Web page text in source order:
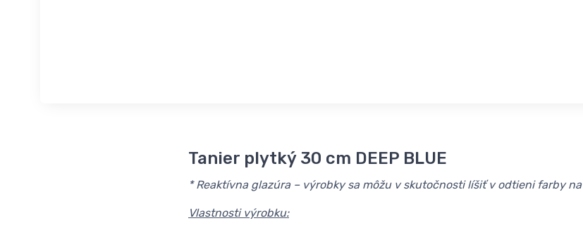
Tanier plytký 30 cm DEEP BLUE
* Reaktívna glazúra – výrobky sa môžu v skutočnosti líšiť v odtieni farby
Vlastnosti výrobku: